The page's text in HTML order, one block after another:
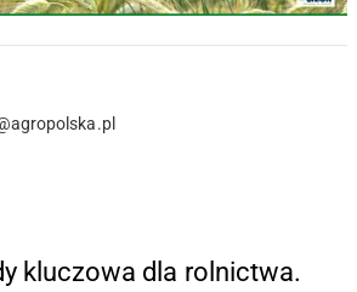
kluczowa dla rolnictwa.